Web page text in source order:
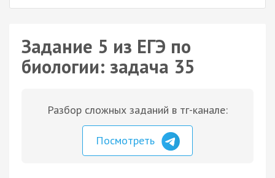
Задание 5 из ЕГЭ по
биологии: задача 35
Разбор сложных заданий в тг-канале:
Посмотреть